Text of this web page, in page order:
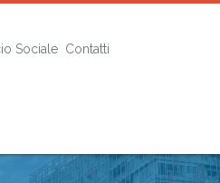
Sociale Contatti